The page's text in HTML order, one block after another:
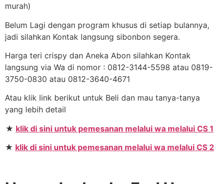
murah)
Belum Lagi dengan program khusus di setiap bulannya,
jadi silahkan Kontak langsung sibonbon segera.
Harga teri crispy dan Aneka Abon silahkan Kontak
langsung via Wa di nomor : 0812-3144-5598 atau 0819-
3750-0830 atau 0812-3640-4671
Atau klik link berikut untuk Beli dan mau tanya-tanya
yang lebih detail
★ klik di sini untuk pemesanan melalui wa melalui CS 1
★ klik di sini untuk pemesanan melalui wa melalui CS 2